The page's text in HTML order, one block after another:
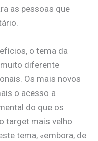
as pessoas que
o tema da
diferente
Os mais novos
o acesso a
do que os
target mais velho
tema, «embora, de